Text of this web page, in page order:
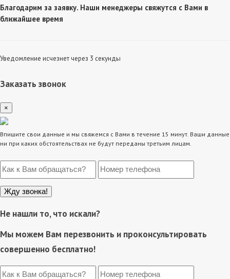
Благодарим за заявку. Наши менеджеры свяжутся с Вами в
ближайшее время
Уведомление исчезнет через 3 секунды
Заказать звонок
×
Впишите свои данные и мы свяжемся с Вами в течение 15 минут. Ваши данные
ни при каких обстоятельствах не будут переданы третьим лицам.
Не нашли то, что искали?
Мы можем Вам перезвонить и проконсультировать
совершенно бесплатно!